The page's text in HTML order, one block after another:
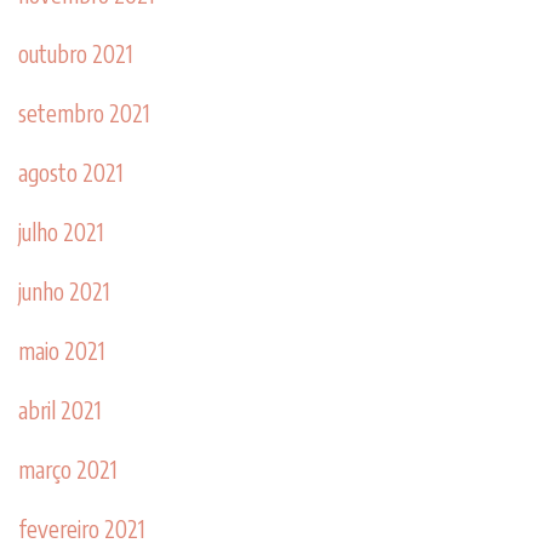
outubro 2021
setembro 2021
agosto 2021
julho 2021
junho 2021
maio 2021
abril 2021
março 2021
fevereiro 2021